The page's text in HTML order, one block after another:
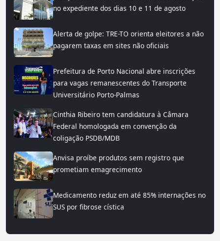
no expediente dos dias 10 e 11 de agosto
Alerta de golpe: TRE-TO orienta eleitores a não
pagarem taxas em sites não oficiais
Prefeitura de Porto Nacional abre inscrições
para vagas remanescentes do Transporte
Universitário Porto-Palmas
Cinthia Ribeiro tem candidatura à Câmara
Federal homologada em convenção da
coligação PSDB/MDB
Anvisa proíbe produtos sem registro que
prometiam emagrecimento
Medicamento reduz em até 85% internações no
SUS por fibrose cística